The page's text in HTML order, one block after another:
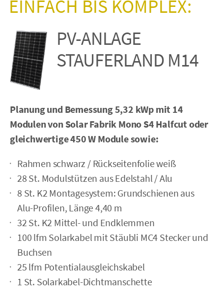
EINFACH BIS KOMPLEX:
PV-ANLAGE
STAUFER­LAND M14
Planung und Bemessung 5,32 kWp mit 14
Modulenvon Solar Fabrik Mono S4 Halfcut oder
gleichwertige 450 W Module sowie:
Rahmen schwarz / Rückseiten­folie weiß
28 St. Modulstützen aus Edelstahl / Alu
8 St. K2 Montagesystem: Grundschienen aus
Alu-Profilen, Länge 4,40 m
32 St. K2 Mittel- und Endklemmen
100 lfm Solarkabel mit Stäubli MC4 Stecker und
Buchsen
25 lfm Potentialausgleichskabel
1 St. Solarkabel-Dichtmanschette